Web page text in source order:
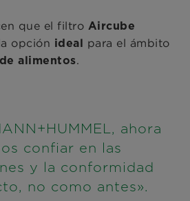
que el filtro Aircube
opción ideal para el ámbito
alimentos.
ahora
confiar en las
y la conformidad
no como antes».